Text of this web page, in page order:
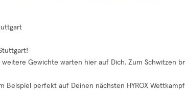
weitere Gewichte warten hier auf Dich. Zum Schwitzen
Beispiel perfekt auf Deinen nächsten HYROX